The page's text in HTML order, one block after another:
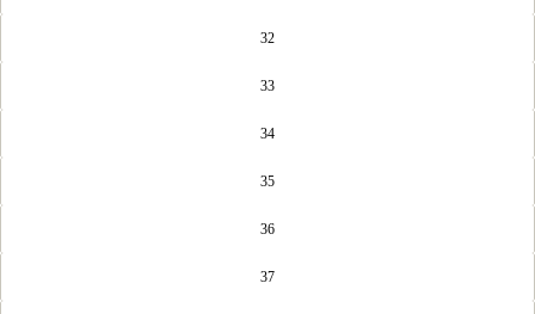
32
33
34
35
36
37